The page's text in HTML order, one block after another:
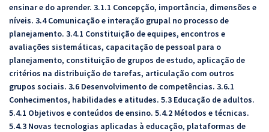
ensinar e do aprender. 3.1.1 Concepção, importância, dimensões e
níveis. 3.4 Comunicação e interação grupal no processo de
planejamento. 3.4.1 Constituição de equipes, encontros e
avaliações sistemáticas, capacitação de pessoal para o
planejamento, constituição de grupos de estudo, aplicação de
critérios na distribuição de tarefas, articulação com outros
grupos sociais. 3.6 Desenvolvimento de competências. 3.6.1
Conhecimentos, habilidades e atitudes. 5.3 Educação de adultos.
5.4.1 Objetivos e conteúdos de ensino. 5.4.2 Métodos e técnicas.
5.4.3 Novas tecnologias aplicadas à educação, plataformas de